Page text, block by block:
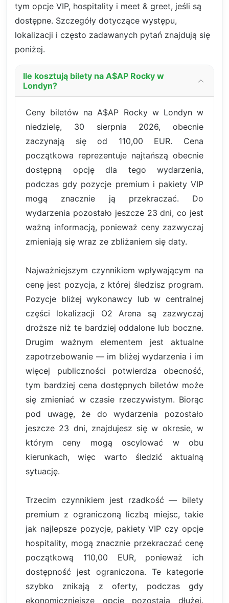
tym opcje VIP, hospitality i meet & greet, jeśli są
dostępne. Szczegóły dotyczące występu,
lokalizacji i często zadawanych pytań znajdują się
poniżej.
Ile kosztują bilety na A$AP Rocky w
Londyn?
Ceny biletów na A$AP Rocky w Londyn w
niedzielę, 30 sierpnia 2026, obecnie
zaczynają się od 110,00 EUR. Cena
początkowa reprezentuje najtańszą obecnie
dostępną opcję dla tego wydarzenia,
podczas gdy pozycje premium i pakiety VIP
mogą znacznie ją przekraczać. Do
wydarzenia pozostało jeszcze 23 dni, co jest
ważną informacją, ponieważ ceny zazwyczaj
zmieniają się wraz ze zbliżaniem się daty.
Najważniejszym czynnikiem wpływającym na
cenę jest pozycja, z której śledzisz program.
Pozycje bliżej wykonawcy lub w centralnej
części lokalizacji O2 Arena są zazwyczaj
droższe niż te bardziej oddalone lub boczne.
Drugim ważnym elementem jest aktualne
zapotrzebowanie — im bliżej wydarzenia i im
więcej publiczności potwierdza obecność,
tym bardziej cena dostępnych biletów może
się zmieniać w czasie rzeczywistym. Biorąc
pod uwagę, że do wydarzenia pozostało
jeszcze 23 dni, znajdujesz się w okresie, w
którym ceny mogą oscylować w obu
kierunkach, więc warto śledzić aktualną
sytuację.
Trzecim czynnikiem jest rzadkość — bilety
premium z ograniczoną liczbą miejsc, takie
jak najlepsze pozycje, pakiety VIP czy opcje
hospitality, mogą znacznie przekraczać cenę
początkową 110,00 EUR, ponieważ ich
dostępność jest ograniczona. Te kategorie
szybko znikają z oferty, podczas gdy
ekonomiczniejsze opcje pozostają dłużej.